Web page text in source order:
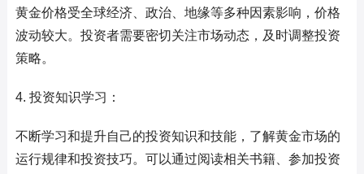
黄金价格受全球经济、政治、地缘等多种因素影响，价格
波动较大。投资者需要密切关注市场动态，及时调整投资
策略。
4. 投资知识学习：
不断学习和提升自己的投资知识和技能，了解黄金市场的
运行规律和投资技巧。可以通过阅读相关书籍、参加投资